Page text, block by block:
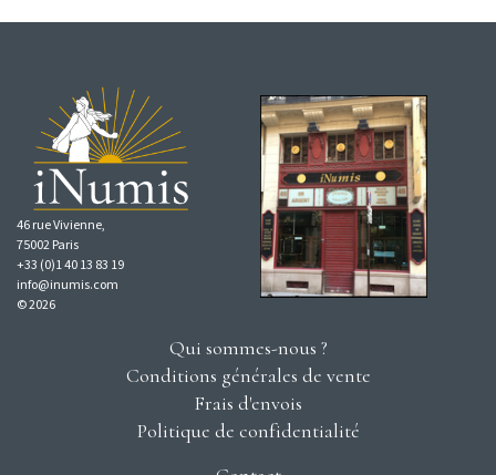
46 rue Vivienne,
75002 Paris
+33 (0)1 40 13 83 19
info@inumis.com
© 2026
Qui sommes-nous ?
Conditions générales de vente
Frais d'envois
Politique de confidentialité